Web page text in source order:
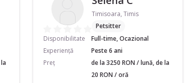
Timisoara, Timis
Petsitter
Disponibilitate
Full-time, Ocazional
Experiență
Peste 6 ani
Preț
de la 3250 RON / lună, de la
20 RON / oră